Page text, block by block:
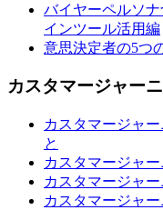
バイヤーペルソ
インツール活用編
意思決定者の5つ
カスタマージャー
カスタマージャ
と
カスタマージャ
カスタマージャ
カスタマージャ